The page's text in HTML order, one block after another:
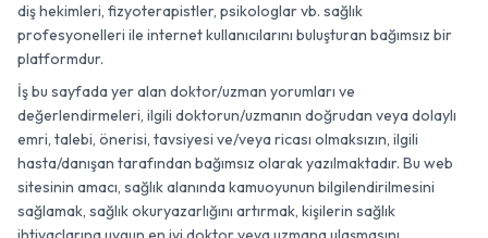
diş hekimleri, fizyoterapistler, psikologlar vb. sağlık
profesyonelleri ile internet kullanıcılarını buluşturan bağımsız bir
platformdur.
İş bu sayfada yer alan doktor/uzman yorumları ve
değerlendirmeleri, ilgili doktorun/uzmanın doğrudan veya dolaylı
emri, talebi, önerisi, tavsiyesi ve/veya ricası olmaksızın, ilgili
hasta/danışan tarafından bağımsız olarak yazılmaktadır. Bu web
sitesinin amacı, sağlık alanında kamuoyunun bilgilendirilmesini
sağlamak, sağlık okuryazarlığını artırmak, kişilerin sağlık